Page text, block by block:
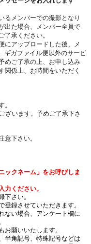
るメンバーでの撮影となり
出た場合、メンバー全員で
了承ください。
にアップロードした後、メ
ギガファイル便以外のサービ
めご了承の上、お申し込み
関係上、お時間をいただく
。
ざいます。予めご了承下さ
下さい。
ックネーム」をお呼びしま
力ください。
さい。
録させていただきます。
ない場合、アンケート欄に
願いいたします。
半角記号、特殊記号などは